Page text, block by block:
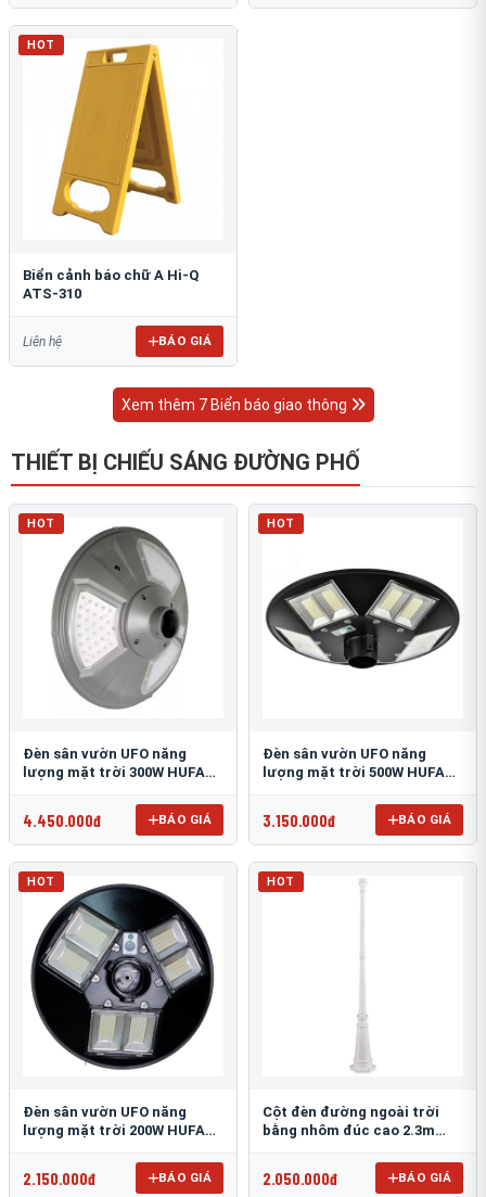
HOT
Biển cảnh báo chữ A Hi-Q
ATS-310
Liên hệ BÁO GIÁ
Xem thêm 7 Biển báo giao thông
THIẾT BỊ CHIẾU SÁNG ĐƯỜNG PHỐ
HOT
Đèn sân vườn UFO năng
lượng mặt trời 300W HUFA
4.450.000đ BÁO GIÁ
HOT
Đèn sân vườn UFO năng
lượng mặt trời 500W HUFA
3.150.000đ BÁO GIÁ
HOT
Đèn sân vườn UFO năng
lượng mặt trời 200W HUFA
2.150.000đ BÁO GIÁ
HOT
Cột đèn đường ngoài trời
bằng nhôm đúc cao 2.3m
2.050.000đ BÁO GIÁ